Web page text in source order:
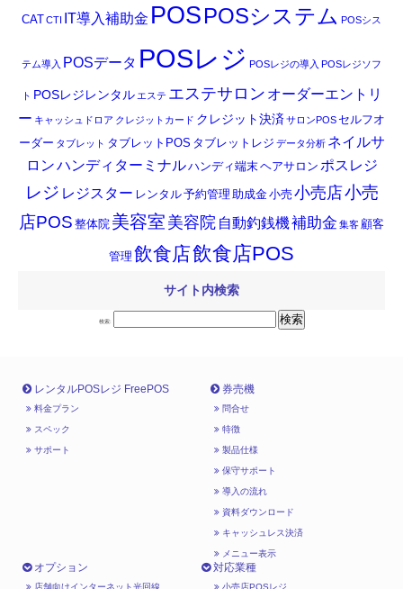
CAT CTI IT導入補助金 POSPOSシステム POSシス
テム導入 POSデータ POSレジ POSレジの導入 POSレジソフ
ト POSレジレンタル エステ エステサロン オーダーエントリ
ー キャッシュドロア クレジットカード クレジット決済サロンPOS セルフオ
ーダー タブレット タブレットPOS タブレットレジ データ分析 ネイルサ
ロンハンディターミナルハンディ端末ヘアサロン ポスレジ
レジ レジスター レンタル予約管理 助成金小売 小売店小売
店POS 整体院 美容室 美容院 自動釣銭機補助金 集客顧客
管理 飲食店飲食店POS
サイト内検索
検索:
レンタルPOSレジ FreePOS
料金プラン
スペック
サポート
券売機
問合せ
特徴
製品仕様
保守サポート
導入の流れ
資料ダウンロード
キャッシュレス決済
メニュー表示
オプション
店舗向けインターネット光回線
対応業種
小売店POSレジ